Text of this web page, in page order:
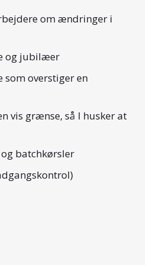
om ændringer i
og jubilæer
som overstiger en
vis grænse, så I husker at
batchkørsler